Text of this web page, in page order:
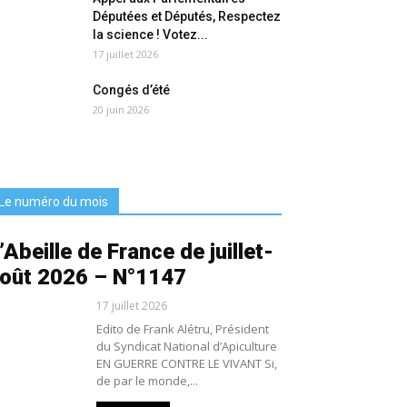
Députées et Députés, Respectez
la science ! Votez...
17 juillet 2026
Congés d’été
20 juin 2026
numéro du mois
de France de juillet-
2026 – N°1147
17 juillet 2026
Edito de Frank Alétru, Président
du Syndicat National d’Apiculture
EN GUERRE CONTRE LE VIVANT Si,
de par le monde,...